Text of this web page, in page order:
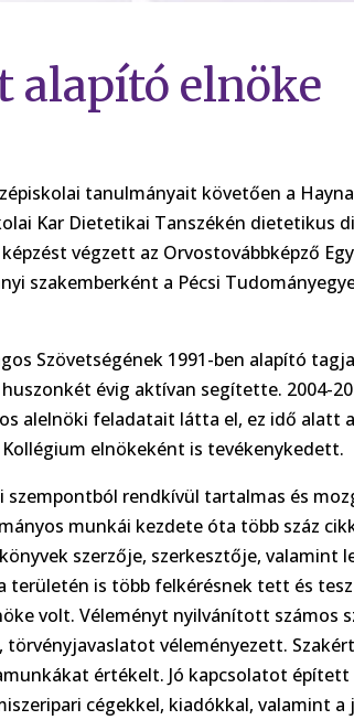
alapító elnöke
tanulmányait követően a
Kar Dietetikai Tanszékén dietetikus
végzett az Orvostovábbképző
szakemberként a Pécsi
Szövetségének 1991-ben alapító
évig aktívan segítette. 2004-
alelnöki feladatait látta el, ez idő
elnökeként is tevékenykedett.
szempontból rendkívül tartalmas és
munkái kezdete óta több száz
szerzője, szerkesztője, valamint
is több felkérésnek tett és
volt. Véleményt nyilvánított számos
törvényjavaslatot véleményezett.
értékelt. Jó kapcsolatot
cégekkel, kiadókkal, valamint